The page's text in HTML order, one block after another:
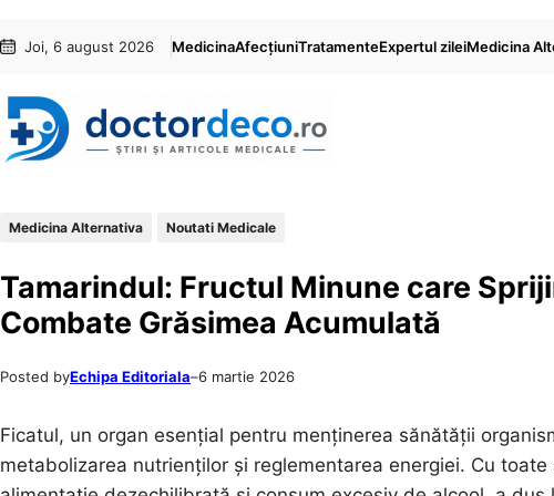
conținut
content
Joi, 6 august 2026 MedicinaAfecțiuniTratamenteExpertul zileiMedicina
Medicina Alternativa Noutati Medicale
Tamarindul: Fructul Minune care
Combate Grăsimea Acumulată
Posted byEchipa Editoriala–6 martie 2026
Ficatul, un organ esențial pentru menținerea sănătății
metabolizarea nutrienților și reglementarea energiei. Cu